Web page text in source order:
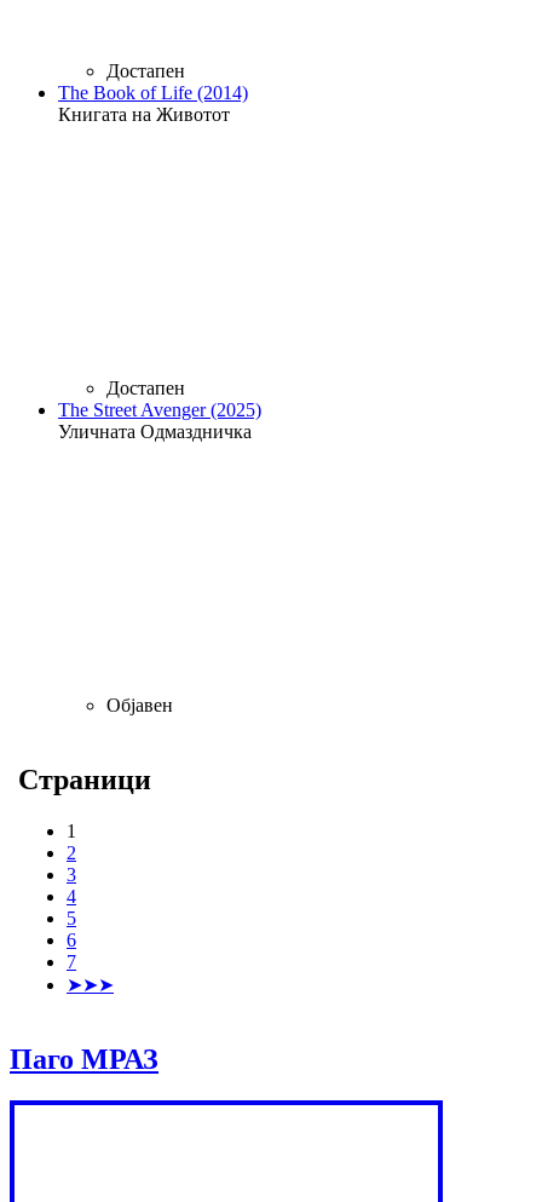
Достапен
The Book of Life (2014)
Книгата на Животот
Достапен
The Street Avenger (2025)
Уличната Одмаздничка
Објавен
Страници
1
2
3
4
5
6
7
➤➤➤
Паго МРАЗ